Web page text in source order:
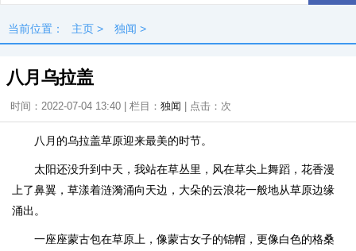
当前位置： 主页 > 独闻 >
八月乌拉盖
时间：2022-07-04 13:40 | 栏目： 独闻 | 点击： 次
八月的乌拉盖草原迎来最美的时节。
太阳还没升到中天，我站在草丛里，风在草尖上舞蹈，花香漫
上了鼻翼，草漾着涟漪涌向天边，大朵的云浪花一般地从草原边缘
涌出。
一座座蒙古包在草原上，像蒙古女子的锦帽，更像白色的格桑